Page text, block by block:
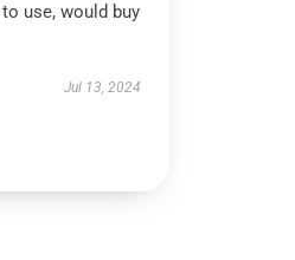
use, would buy
Jul 13, 2024